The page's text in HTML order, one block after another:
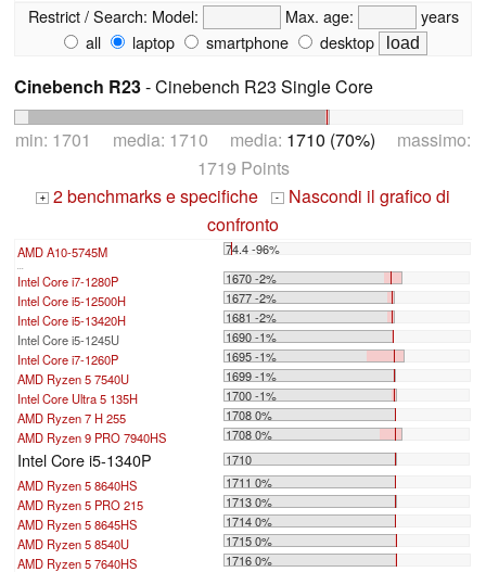
Restrict / Search: Model: Max. age:
years
all
laptop smartphone desktop
Cinebench R23- Cinebench R23 Single Core
min: 1701 media: 1710 media: 1710 (70%) massimo:
1719 Points
+ 2 benchmarks e specifiche - Nascondi il grafico di
confronto
AMD A10-5745M 74.4 -96%
...
Intel Core i7-1280P
1670 -2%
Intel Core i5-12500H
1677 -2%
Intel Core i5-13420H
1681 -2%
Intel Core i5-1245U
1690 -1%
Intel Core i7-1260P
1695 -1%
AMD Ryzen 5 7540U
1699 -1%
Intel Core Ultra 5 135H
1700 -1%
AMD Ryzen 7 H 255
1708 0%
AMD Ryzen 9 PRO 7940HS
1708 0%
Intel Core i5-1340P
1710
AMD Ryzen 5 8640HS
1711 0%
AMD Ryzen 5 PRO 215
1713 0%
AMD Ryzen 5 8645HS
1714 0%
AMD Ryzen 5 8540U
1715 0%
AMD Ryzen 5 7640HS
1716 0%